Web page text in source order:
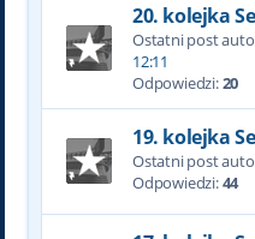
20. kolejka
Ostatni post
12:11
Odpowiedzi:20
19. kolejka
Ostatni post
Odpowiedzi:44